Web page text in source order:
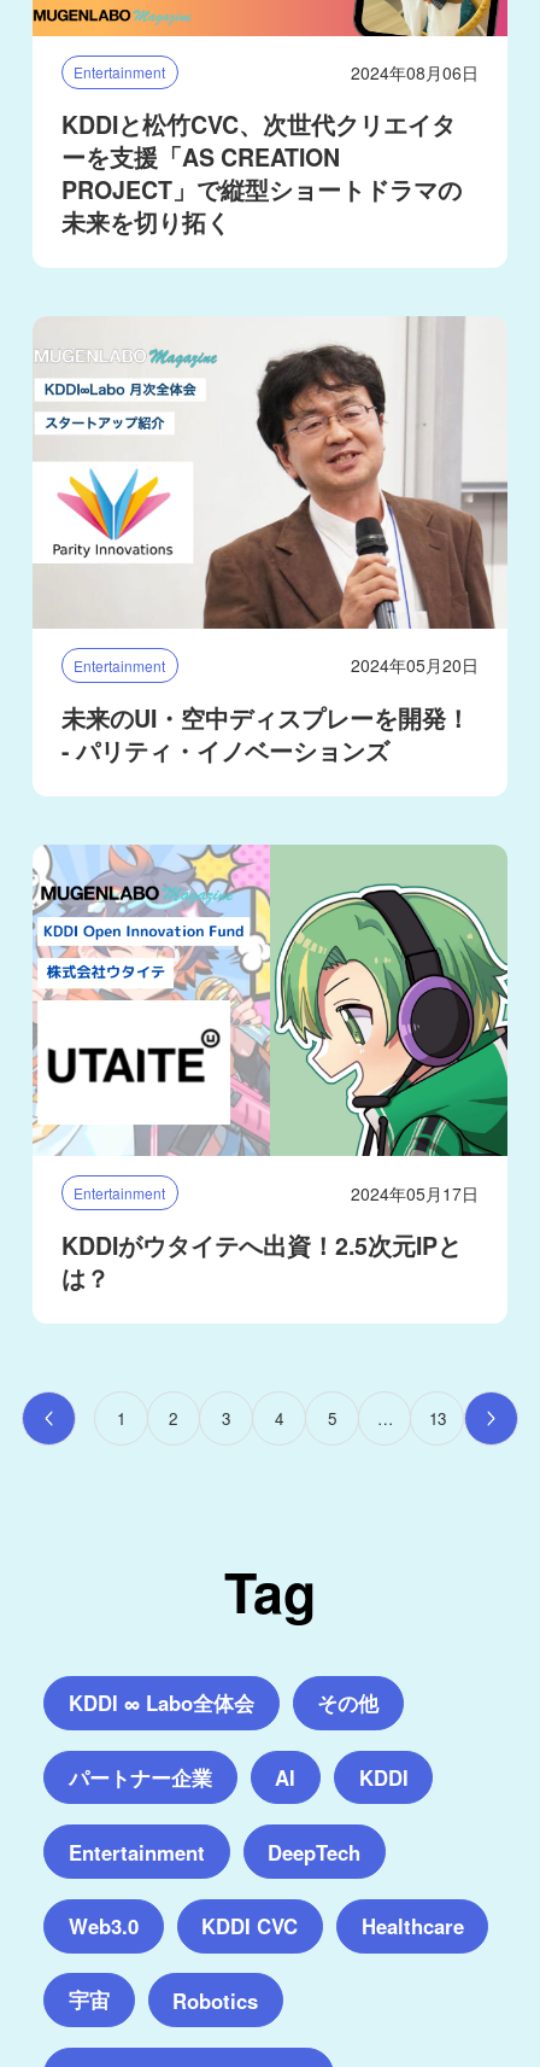
Entertainment 2024年08月06日
KDDIと松竹CVC、次世代クリエイタ
ーを支援「AS CREATION
PROJECT」で縦型ショートドラマの
未来を切り拓く
Entertainment 2024年05月20日
未来のUI・空中ディスプレーを開発！
- パリティ・イノベーションズ
Entertainment 2024年05月17日
KDDIがウタイテへ出資！2.5次元IPと
は？
1 2 3 4 5 … 13
Tag
KDDI ∞ Labo全体会 その他
パートナー企業 AI KDDI
Entertainment DeepTech
Web3.0 KDDI CVC Healthcare
宇宙 Robotics